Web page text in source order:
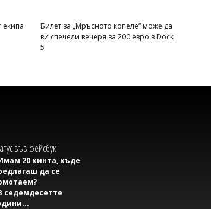
Билет за „Мръсното копеле“ може да
ви спечели вечеря за 200 евро в Dock
5
във фейсбук
20 кинта, къде
да се
седемдесетте